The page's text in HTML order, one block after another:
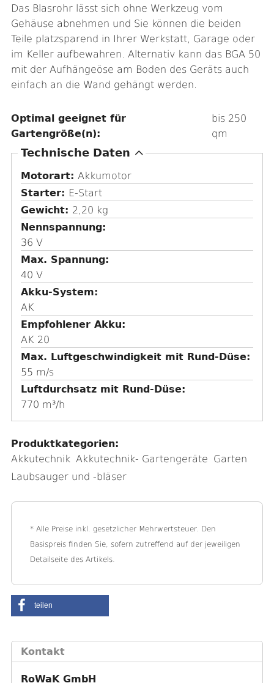
Das Blasrohr lässt sich ohne Werkzeug vom
Gehäuse abnehmen und Sie können die beiden
Teile platzsparend in Ihrer Werkstatt, Garage oder
im Keller aufbewahren. Alternativ kann das BGA 50
mit der Aufhängeöse am Boden des Geräts auch
einfach an die Wand gehängt werden.
Optimal geeignet für
Gartengröße(n):
bis 250
qm
A
u
s
b
l
e
n
d
e
n
Technische Daten
Motorart: Akkumotor
Starter: E-Start
Gewicht: 2,20 kg
Nennspannung
36 V
Max. Spannung
40 V
Akku-System
AK
Empfohlener Akku
AK 20
Max. Luftgeschwindigkeit mit Rund-Düse
55 m/s
Luftdurchsatz mit Rund-Düse
770 m³/h
Produktkategorien:
Akkutechnik Akkutechnik- Gartengeräte Garten
Laubsauger und -bläser
* Alle Preise inkl. gesetzlicher Mehrwertsteuer. Den
Basispreis finden Sie, sofern zutreffend auf der jeweiligen
Detailseite des Artikels.
teilen
Kontakt
RoWaK GmbH